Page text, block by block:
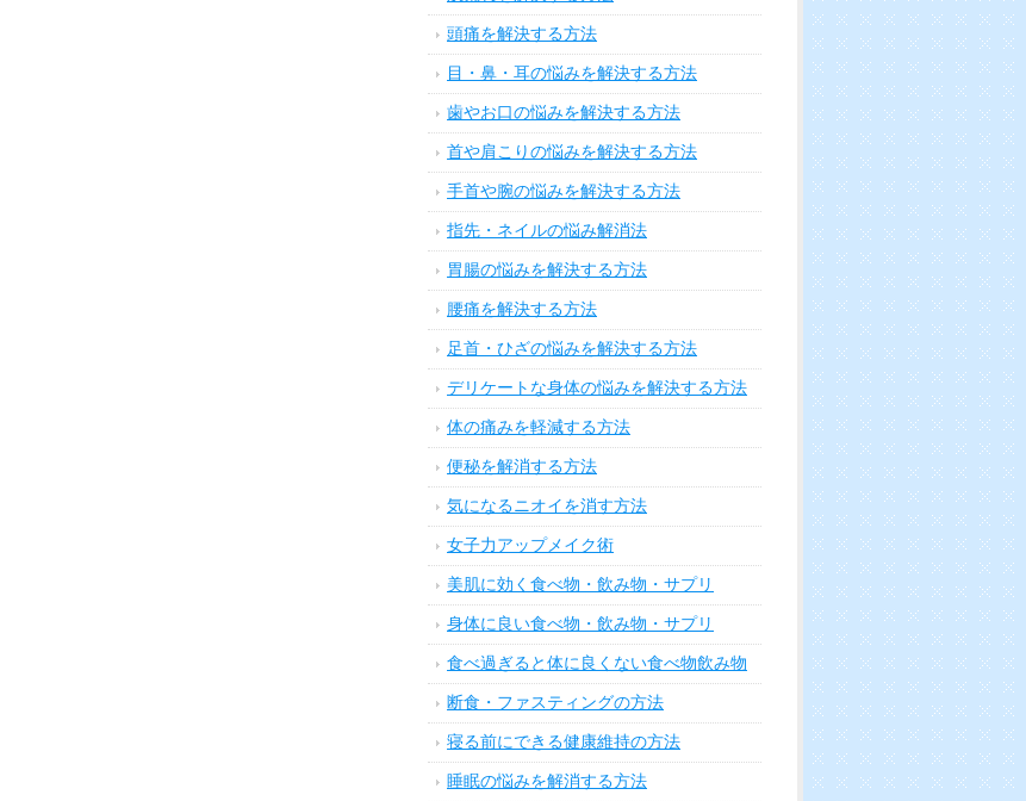
頭痛を解決する方法
目・鼻・耳の悩みを解決する方法
歯やお口の悩みを解決する方法
首や肩こりの悩みを解決する方法
手首や腕の悩みを解決する方法
指先・ネイルの悩み解消法
胃腸の悩みを解決する方法
腰痛を解決する方法
足首・ひざの悩みを解決する方法
デリケートな身体の悩みを解決する方法
体の痛みを軽減する方法
便秘を解消する方法
気になるニオイを消す方法
女子力アップメイク術
美肌に効く食べ物・飲み物・サプリ
身体に良い食べ物・飲み物・サプリ
食べ過ぎると体に良くない食べ物飲み物
断食・ファスティングの方法
寝る前にできる健康維持の方法
睡眠の悩みを解消する方法